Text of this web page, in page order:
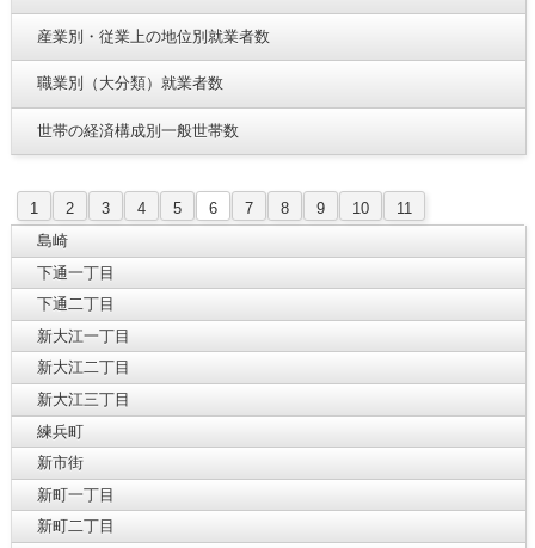
産業別・従業上の地位別就業者数
職業別（大分類）就業者数
世帯の経済構成別一般世帯数
1 2 3 4 5 6 7 8 9 10
11
島崎
下通一丁目
下通二丁目
新大江一丁目
新大江二丁目
新大江三丁目
練兵町
新市街
新町一丁目
新町二丁目